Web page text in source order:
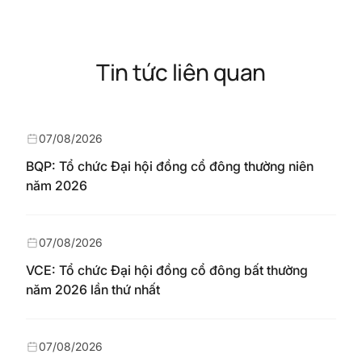
Tin tức liên quan
BQP: Tổ chức Đại hội đồng cổ đông thường niên
năm 2026
07/08/2026
VCE: Tổ chức Đại hội đồng cổ đông bất thường
năm 2026 lần thứ nhất
07/08/2026
07/08/2026